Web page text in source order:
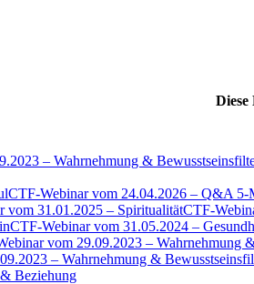
CTF-Webinar vom 24.04.2026 – Q&A 5-
vom 31.01.2025 – SpiritualitätCTF-
CTF-Webinar vom 31.05.2024 –
vom 29.09.2023 – Wahrnehmung
Beziehung